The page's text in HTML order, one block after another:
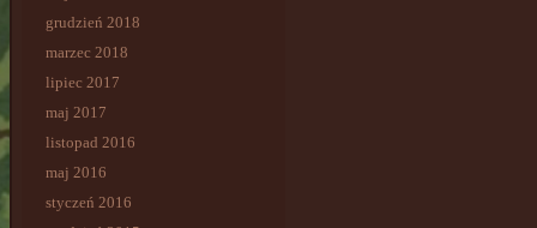
grudzień 2018
marzec 2018
lipiec 2017
maj 2017
listopad 2016
maj 2016
styczeń 2016